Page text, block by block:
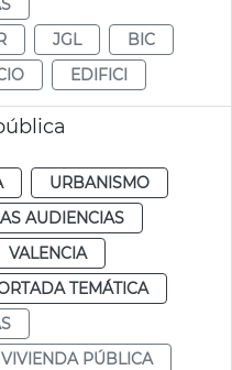
JGL
BIC
EDIFICI
URBANISMO
AUDIENCIAS
VALENCIA
TEMÁTICA
VIVIENDA PÚBLICA